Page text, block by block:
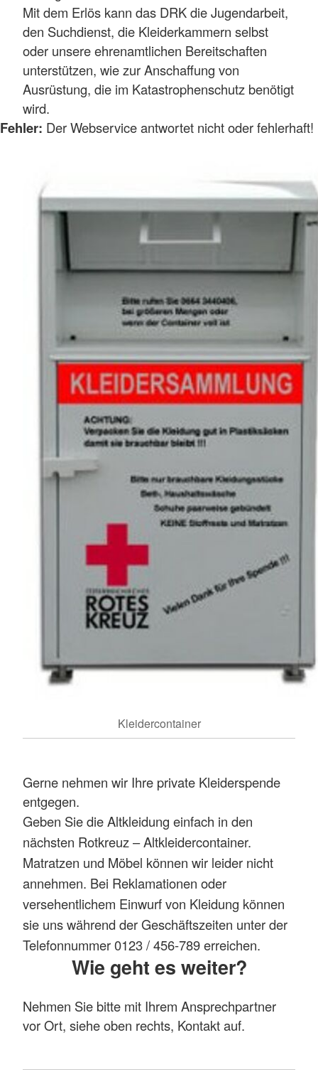
Mit dem Erlös kann das DRK die Jugendarbeit,
den Suchdienst, die Kleiderkammern selbst
oder unsere ehrenamtlichen Bereitschaften
unterstützen, wie zur Anschaffung von
Ausrüstung, die im Katastrophenschutz benötigt
wird.
Fehler: Der Webservice antwortet nicht oder fehlerhaft!
Kleidercontainer
Gerne nehmen wir Ihre private Kleiderspende
entgegen.
Geben Sie die Altkleidung einfach in den
nächsten Rotkreuz – Altkleidercontainer.
Matratzen und Möbel können wir leider nicht
annehmen. Bei Reklamationen oder
versehentlichem Einwurf von Kleidung können
sie uns während der Geschäftszeiten unter der
Telefonnummer 0123 / 456-789 erreichen.
Wie geht es weiter?
Nehmen Sie bitte mit Ihrem Ansprechpartner
vor Ort, siehe oben rechts, Kontakt auf.